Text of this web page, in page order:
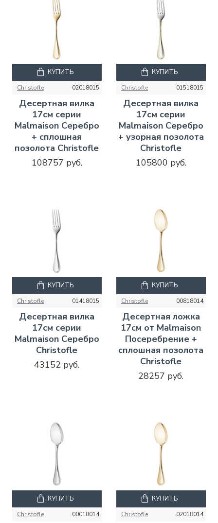
Christofle 02018015
Десертная вилка
17см серии
Malmaison Серебро
+ сплошная
позолота Christofle
108757 руб.
КУПИТЬ
Christofle 01518015
Десертная вилка
17см серии
Malmaison Серебро
+ узорная позолота
Christofle
105800 руб.
КУПИТЬ
Christofle 01418015
Десертная вилка
17см серии
Malmaison Серебро
Christofle
43152 руб.
КУПИТЬ
Christofle 00818014
Десертная ложка
17см от Malmaison
Посеребрение +
сплошная позолота
Christofle
28257 руб.
КУПИТЬ
Christofle 00018014
КУПИТЬ
Christofle 02018014
КУПИТЬ